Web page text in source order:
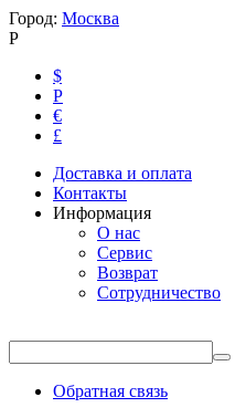
Город: Москва
Р
$
Р
€
£
Доставка и оплата
Контакты
Информация
О нас
Сервис
Возврат
Сотрудничество
Обратная связь